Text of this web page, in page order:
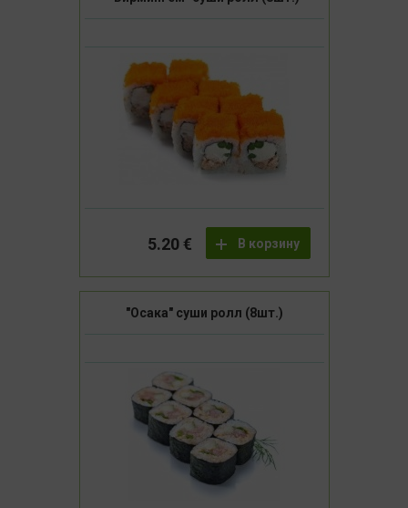
В корзину
5.20 €
"Осака" суши ролл (8шт.)